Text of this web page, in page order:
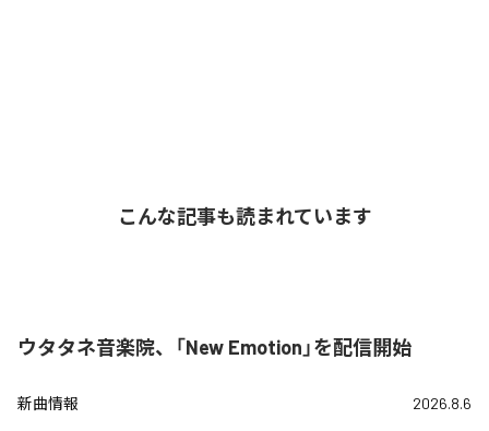
こんな記事も読まれています
ウタタネ音楽院、「New Emotion」を配信開始
新曲情報 2026.8.6